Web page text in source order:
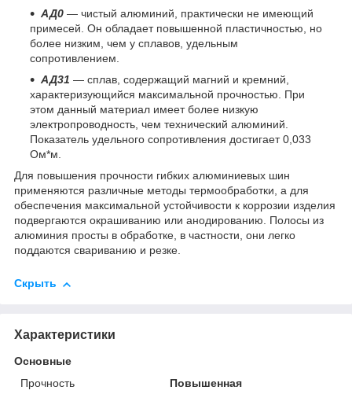
АД0 — чистый алюминий, практически не имеющий
примесей. Он обладает повышенной пластичностью, но
более низким, чем у сплавов, удельным
сопротивлением.
АД31 — сплав, содержащий магний и кремний,
характеризующийся максимальной прочностью. При
этом данный материал имеет более низкую
электропроводность, чем технический алюминий.
Показатель удельного сопротивления достигает 0,033
Ом*м.
Для повышения прочности гибких алюминиевых шин
применяются различные методы термообработки, а для
обеспечения максимальной устойчивости к коррозии изделия
подвергаются окрашиванию или анодированию. Полосы из
алюминия просты в обработке, в частности, они легко
поддаются свариванию и резке.
Скрыть
Характеристики
Основные
Прочность
Повышенная